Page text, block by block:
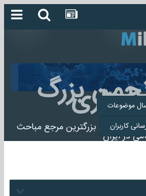
بزرگ
میلیتاری بزرگترین مرجع مباحث
در ایران
موضوعات
کاربران